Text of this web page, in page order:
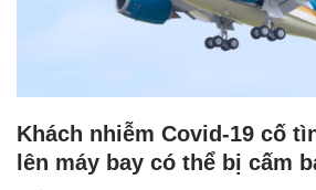
Khách nhiễm Covid-19 cố
lên máy bay có thể bị cấm